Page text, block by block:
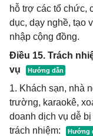
hỗ trợ các tổ chức,
dục, dạy nghề, tạo
nhập cộng đồng.
Điều 15. Trách
vụ
1. Khách sạn, nhà
trường, karaokê,
doanh dịch vụ dễ
trách nhiệm: